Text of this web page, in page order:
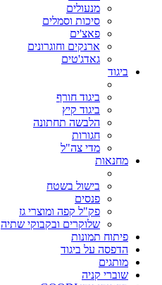
מנעולים
סיכות וסמלים
פאצ'ים
ארנקים וחוגרונים
גאדג'טים
ביגוד
ביגוד חורף
ביגוד קיץ
הלבשה תחתונה
חגורות
מדי צה"ל
מחנאות
בישול בשטח
פנסים
פק"ל קפה ומוצרי גז
שלוקרים ובקבוקי שתיה
פיתוח תמונות
הדפסה על ביגוד
מותגים
שוברי קניה